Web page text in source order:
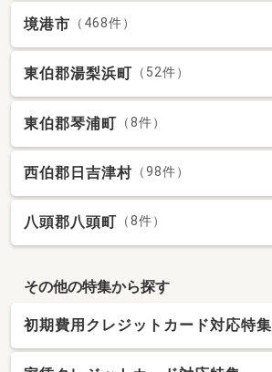
境港市 （468件）
東伯郡湯梨浜町 （52件）
東伯郡琴浦町 （8件）
西伯郡日吉津村 （98件）
八頭郡八頭町 （8件）
その他の特集から探す
初期費用クレジットカード対応特集